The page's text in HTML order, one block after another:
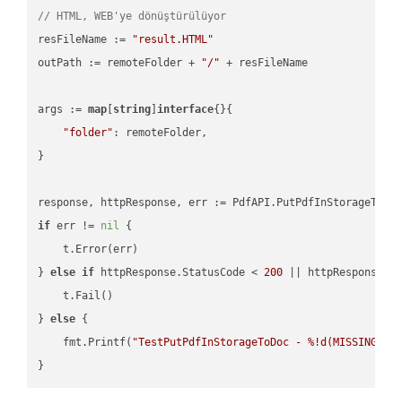
// HTML, WEB'ye dönüştürülüyor
resFileName :=
"result.HTML"
outPath := remoteFolder +
"/" + resFileName
args := map string ]interface{}{
"folder" : remoteFolder,
}
if err != nil {
    t.Error(err)
} else if httpResponse.StatusCode < 200 ||
    t.Fail()
} else {
    fmt.Printf(
"TestPutPdfInStorageToDoc - %!d(MISSING)\n"